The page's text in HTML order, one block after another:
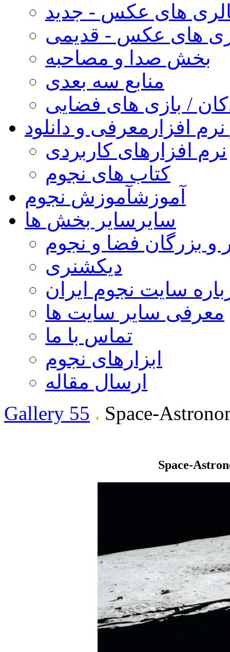
های عکس - جدید
های عکس - قدیمی
بخش صدا و مصاحبه
منابع سه بعدی
/ بازی های فضایی
افزار معرفی و دانلود
نرم افزارهای کاربردی
کتاب های نجوم
آموزشآموزش نجوم
سایر سایر بخش ها
و بزرگان فضا و نجوم
دیکشنری
سایت نجوم ایران
معرفی سایر سایت ها
تماس با ما
ابزارهای نجوم
ارسال مقاله
Gallery 55
Space-
Space-